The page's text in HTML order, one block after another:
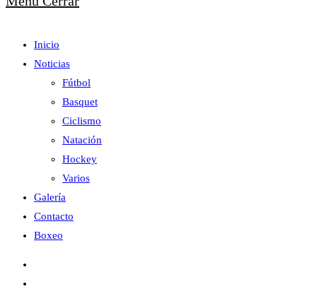
Inicio
Noticias
Fútbol
Basquet
Ciclismo
Natación
Hockey
Varios
Galería
Contacto
Boxeo